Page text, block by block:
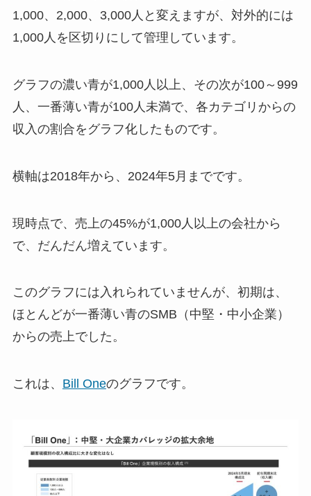
1,000、2,000、3,000人と変えますが、対外的には
1,000人を区切りにして管理しています。
グラフの濃い青が1,000人以上、その次が100～999
人、一番薄い青が100人未満で、各カテゴリからの
収入の割合をグラフ化したものです。
横軸は2018年から、2024年5月までです。
現時点で、売上の45%が1,000人以上の会社から
で、だんだん増えています。
このグラフには入れられていませんが、初期は、
ほとんどが一番薄い青のSMB（中堅・中小企業）
からの売上でした。
これは、 Bill Oneのグラフです。